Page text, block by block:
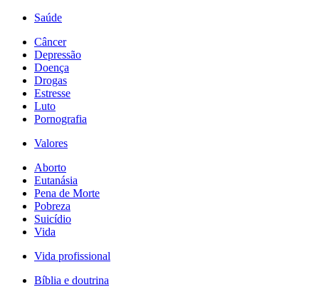
Saúde
Câncer
Depressão
Doença
Drogas
Estresse
Luto
Pornografia
Valores
Aborto
Eutanásia
Pena de Morte
Pobreza
Suicídio
Vida
Vida profissional
Bíblia e doutrina